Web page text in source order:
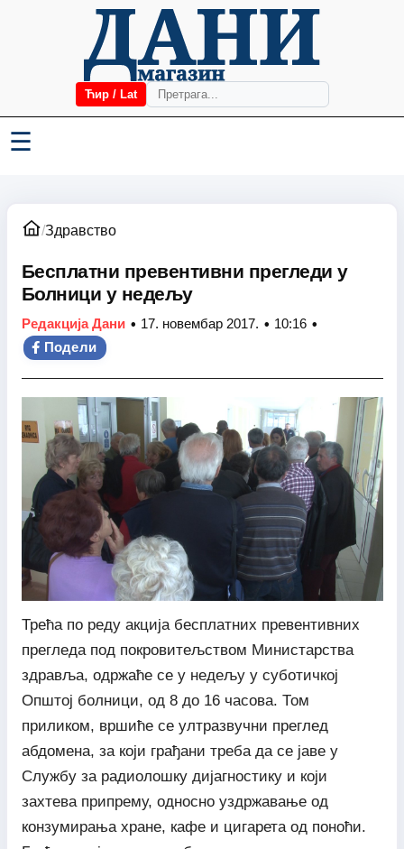
Ћир / Lat
☰
/Здравство
Бесплатни превентивни прегледи у
Болници у недељу
Редакција Дани • 17. новембар 2017. • 10:16 •
Подели
Трећа по реду акција бесплатних превентивних
прегледа под покровитељством Министарства
здравља, одржаће се у недељу у суботичкој
Општој болници, од 8 до 16 часова. Том
приликом, вршиће се ултразвучни преглед
абдомена, за који грађани треба да се јаве у
Службу за радиолошку дијагностику и који
захтева припрему, односно уздржавање од
конзумирања хране, кафе и цигарета од поноћи.